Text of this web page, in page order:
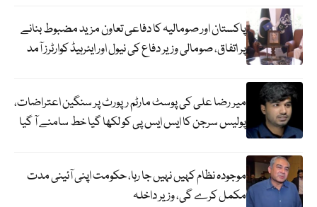
پاکستان اور صومالیہ کا دفاعی تعاون مزید مضبوط بنانے
پر اتفاق، صومالی وزیر دفاع کی نیول اور ایئرہیڈ کوارٹرز آمد
میر رضا علی کی پوسٹ مارٹم رپورٹ پر سنگین اعتراضات،
پولیس سرجن کا ایس ایس پی کو لکھا گیا خط سامنے آ گیا
موجودہ نظام کہیں نہیں جا رہا، حکومت اپنی آئینی مدت
مکمل کرے گی، وزیر داخلہ